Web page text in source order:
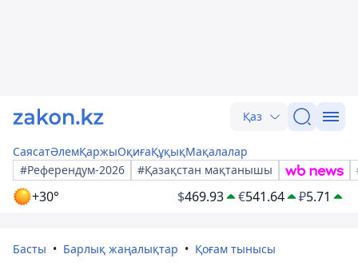
Қаз
СаясатӘлемҚаржыОқиғаҚұқықМақалалар
#Референдум-2026
#Қазақстан мақтанышы
+30° $469.93 €541.64 ₽5.71
Басты Барлық жаңалықтар Қоғам тынысы